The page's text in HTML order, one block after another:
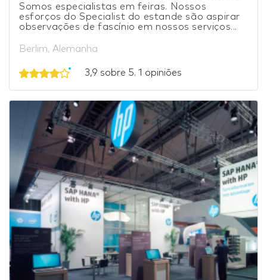
Somos especialistas em feiras. Nossos
esforços do Specialist do estande são aspirar
observações de fascínio em nossos serviços...
Berlim, Alemanha
3,9 sobre 5. 1 opiniões